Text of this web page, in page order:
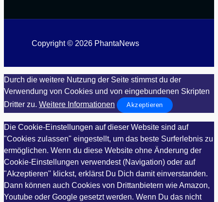
Copyright © 2026 PhantaNews
Durch die weitere Nutzung der Seite stimmst du der
Verwendung von Cookies und von eingebundenen Skripten
Dritter zu. Weitere Informationen Akzeptieren
Die Cookie-Einstellungen auf dieser Website sind auf
"Cookies zulassen" eingestellt, um das beste Surferlebnis zu
ermöglichen. Wenn du diese Website ohne Änderung der
Cookie-Einstellungen verwendest (Navigation) oder auf
"Akzeptieren" klickst, erklärst Du Dich damit einverstanden.
Dann können auch Cookies von Drittanbietern wie Amazon,
Youtube oder Google gesetzt werden. Wenn Du das nicht